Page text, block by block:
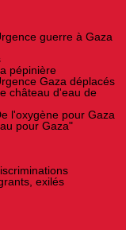
guerre à Gaza
pépinière
Gaza déplacés
château d'eau de
l'oxygène pour Gaza
pour Gaza"
exilés